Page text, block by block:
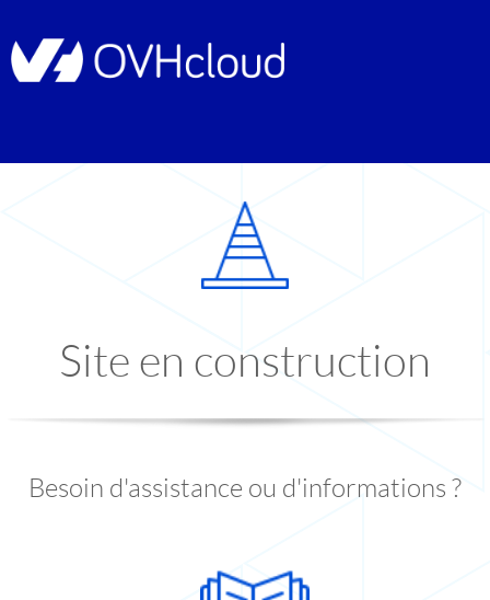
Site en construction
Besoin d'assistance ou d'informations ?